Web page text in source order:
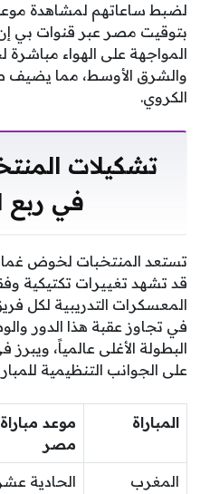
لضبط ساعاتهم لمشاهدة
بتوقيت مصر عبر قنوات بي
المواجهة على الهواء مباشرة
والشرق الأوسط، مما يضيف
الكروي.
تشكيلات
في ربع
تستعد المنتخبات لخوض غمار
قد تشهد تغييرات تكتيكية
المعسكرات التدريبية لكل
في تجاوز عقبة هذا الدور
البطولة الأغلى عالمياً،
على الجوانب التنظيمية
المباراة
موعد
مصر
المغرب
الحادية